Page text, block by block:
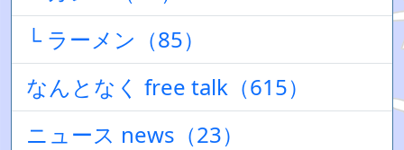
└ ラーメン（85）
なんとなく free talk（615）
ニュース news（23）